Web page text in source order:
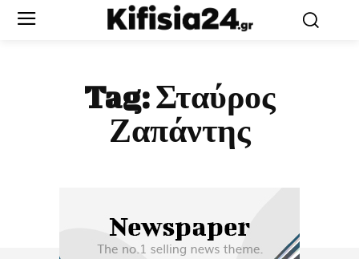
Tag:Σταύρος
Ζαπάντης